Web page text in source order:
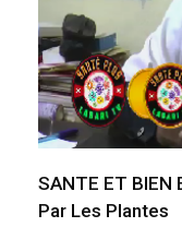
SANTE ET BIEN
Par Les Plantes